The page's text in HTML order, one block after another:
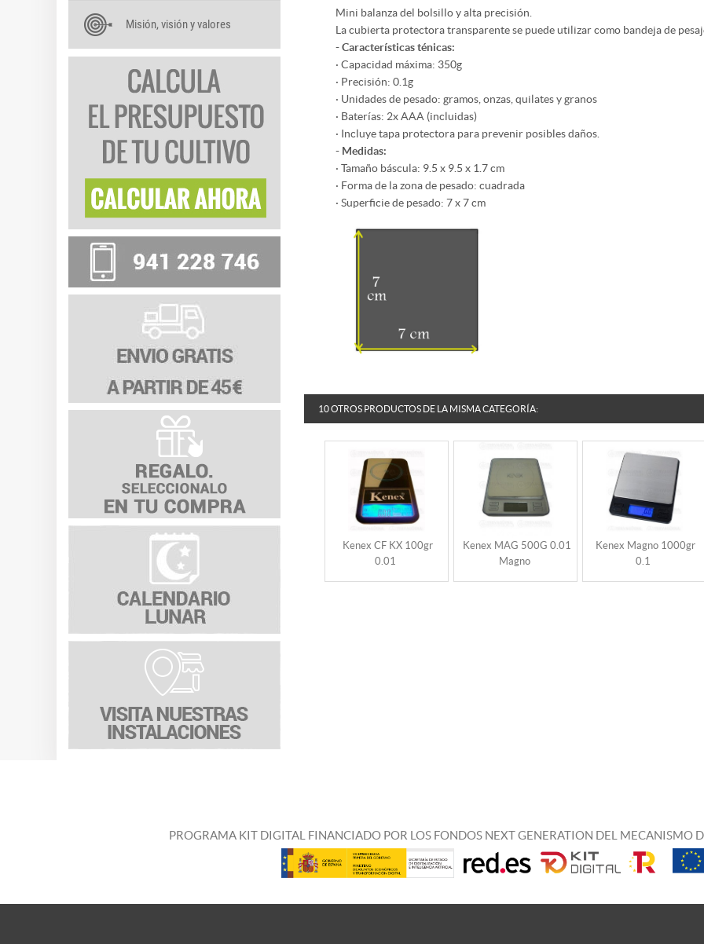
Misión, visión y valores
Mini balanza del bolsillo y alta precisión.
La cubierta protectora transparente se puede utilizar como bandeja de
- Características ténicas:
· Capacidad máxima: 350g
· Precisión: 0.1g
· Unidades de pesado: gramos, onzas, quilates y granos
· Baterías: 2x AAA (incluidas)
· Incluye tapa protectora para prevenir posibles daños.
- Medidas:
· Tamaño báscula: 9.5 x 9.5 x 1.7 cm
· Forma de la zona de pesado: cuadrada
· Superficie de pesado: 7 x 7 cm
10 OTROS PRODUCTOS DE LA MISMA CATEGORÍA:
Kenex CF KX 100gr
0.01
Kenex MAG 500G 0.01
Magno
Kenex Magno 1000gr
0.1
PROGRAMA KIT DIGITAL FINANCIADO POR LOS FONDOS NEXT GENERATION DEL MECANISMO